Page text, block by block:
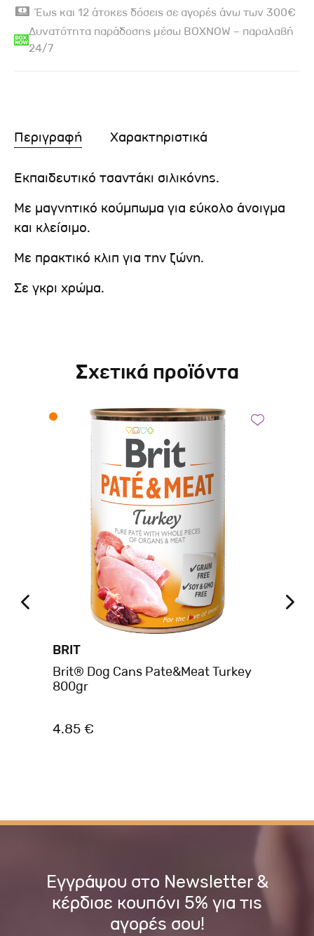
Έως και 12 άτοκες δόσεις σε αγορές άνω των 300€
Δυνατότητα παράδοσης μέσω BOXNOW – παραλαβή
24/7
Περιγραφή Χαρακτηριστικά
Εκπαιδευτικό τσαντάκι σιλικόνης.
Με μαγνητικό κούμπωμα για εύκολο άνοιγμα
και κλείσιμο.
Με πρακτικό κλιπ για την ζώνη.
Σε γκρι χρώμα.
Σχετικά προϊόντα
BRIT
Brit® Dog Cans Pate&Meat Turkey
800gr
4.85 €
Εγγράψου στο Newsletter &
κέρδισε κουπόνι 5% για τις
αγορές σου!